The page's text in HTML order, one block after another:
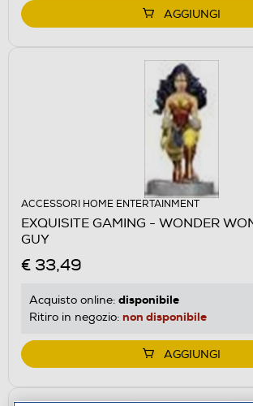
AGGIUNGI
ACCESSORI HOME ENTERTAINMENT
EXQUISITE GAMING - WONDER
GUY
€ 33,49
Acquisto online: disponibile
Ritiro in negozio: non disponibile
AGGIUNGI